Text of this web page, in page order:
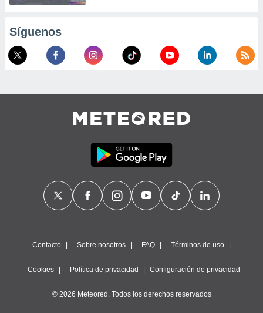
Síguenos
Contacto Sobre nosotros FAQ Términos de uso
Cookies Política de privacidad Configuración de privacidad
© 2026 Meteored. Todos los derechos reservados